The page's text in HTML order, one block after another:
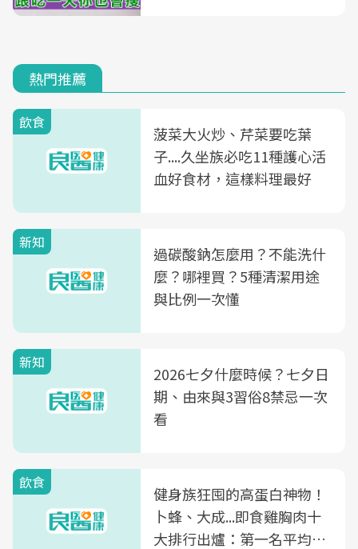
熱門推薦
飲食
菠菜大火炒、芹菜要吃葉
子....久坐族必吃11種護心活
血好食材，這樣料理最好
新知
過碳酸鈉怎麼用？不能洗什
麼？哪裡買？5種清潔用途
與比例一次懂
新知
2026七夕什麼時候？七夕日
期、由來與3習俗8禁忌一次
看
飲食
健身族狂囤的高蛋白神物！
卜蜂、大成...即食雞胸肉十
大排行出爐：第一名平均一